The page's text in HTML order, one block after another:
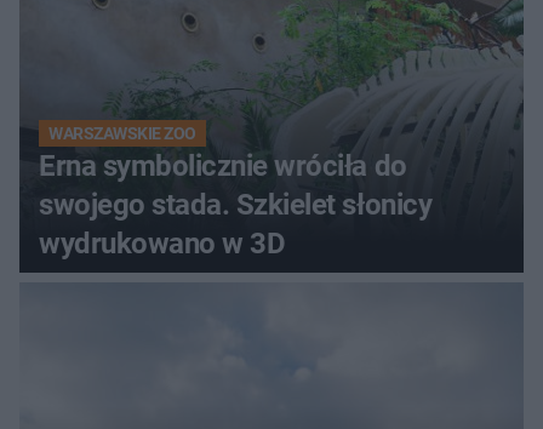
WARSZAWSKIE ZOO
Erna symbolicznie wróciła do
swojego stada. Szkielet słonicy
wydrukowano w 3D